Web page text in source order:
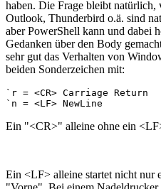
haben. Die Frage bleibt natürlich,
Outlook, Thunderbird o.ä. sind
aber PowerShell kann und dabei
Gedanken über den Body
sehr gut das Verhalten von
beiden Sonderzeichen mit:
`r = <CR> Carriage Return
`n = <LF> NewLine
Ein "<CR>" alleine ohne ein
Ein <LF> alleine startet nicht nur